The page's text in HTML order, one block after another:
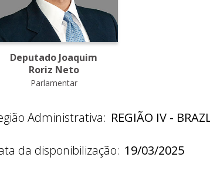
Deputado Joaquim
Roriz Neto
Parlamentar
Administrativa: REGIÃO IV -
da disponibilização: 19/03/2025